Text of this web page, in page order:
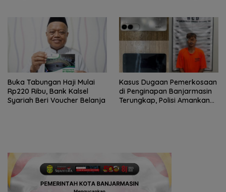
Buka Tabungan Haji Mulai
Rp220 Ribu, Bank Kalsel
Syariah Beri Voucher Belanja
Kasus Dugaan Pemerkosaan
di Penginapan Banjarmasin
Terungkap, Polisi Amankan